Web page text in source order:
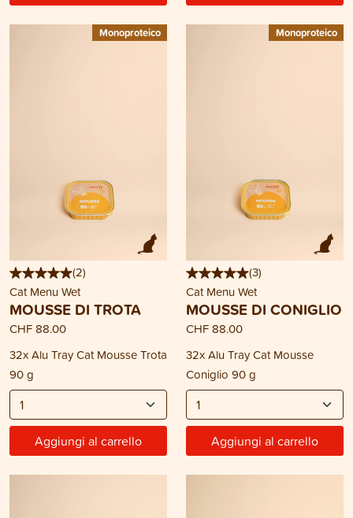
Monoproteico
(2)
Cat Menu Wet
MOUSSE DI TROTA
CHF 88.00
32x Alu Tray Cat Mousse Trota
90 g
Aggiungi al carrello
Monoproteico
(3)
Cat Menu Wet
MOUSSE DI CONIGLIO
CHF 88.00
32x Alu Tray Cat Mousse
Coniglio 90 g
Aggiungi al carrello